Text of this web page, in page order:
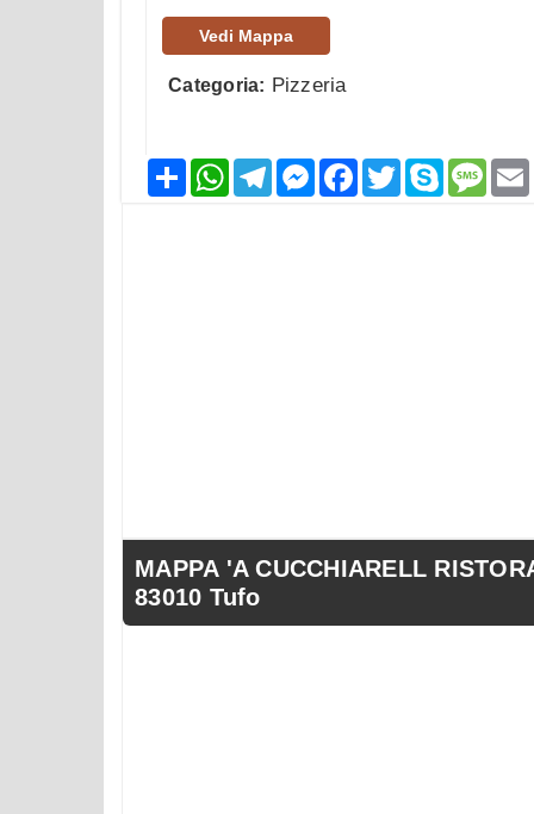
Vedi Mappa
Categoria: Pizzeria
CondividiWhatsAppTelegramMessenger
Facebook
TwitterSkype
MAPPA 'A CUCCHIARELL
83010 Tufo